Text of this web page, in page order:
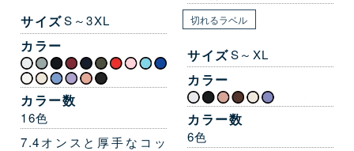
サイズS～3XL
カラー
カラー数
16色
7.4オンスと厚手なコッ
切れるラベル
サイズS～XL
カラー
カラー数
6色